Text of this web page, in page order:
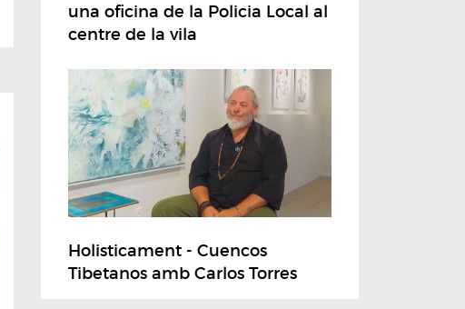
una oficina de la Policia Local al
centre de la vila
Holisticament - Cuencos
Tibetanos amb Carlos Torres